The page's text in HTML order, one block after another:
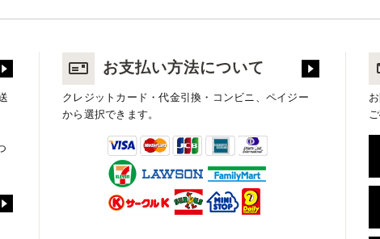
お支払い方法について
クレジットカード・代金引換・コンビニ、ペイジー
から選択できます。